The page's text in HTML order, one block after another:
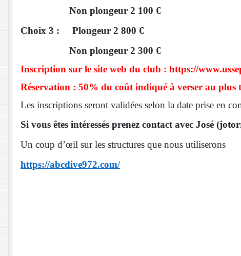
Non plongeur 2 100 €
Choix 3 : Plongeur 2 800 €
Non plongeur 2 300 €
Inscription sur le site web du club : https://
Réservation : 50% du coût indiqué à verser au
Les inscriptions seront validées selon la date prise en
Si vous êtes intéressés prenez contact avec José
Un coup d’œil sur les structures que nous utiliserons
https://abcdive972.com/